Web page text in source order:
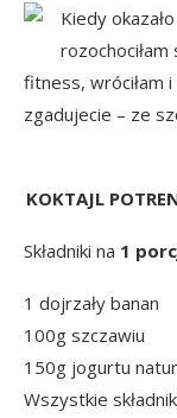
Kiedy
rozochociłam
fitness, wróciłam
zgadujecie – ze
KOKTAJL
Składniki na 1
1 dojrzały banan
100g szczawiu
150g jogurtu
Wszystkie